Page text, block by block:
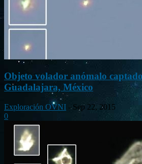
Objeto volador anómalo
Guadalajara, México
Exploración OVNI - Sep 22, 2015
0